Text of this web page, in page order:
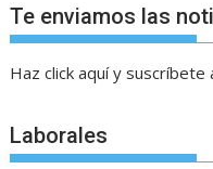
Te enviamos las
Haz click aquí y suscríbete
Laborales